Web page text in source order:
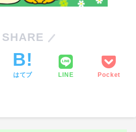
SHARE
はてブ LINE Pocket